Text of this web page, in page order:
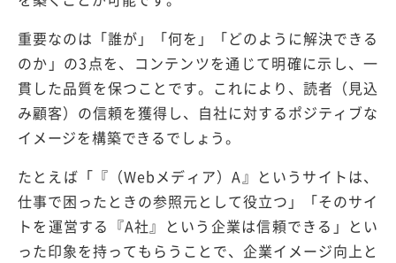
重要なのは「誰が」「何を」「どのように解決できる
のか」の3点を、コンテンツを通じて明確に示し、一
貫した品質を保つことです。これにより、読者（見込
み顧客）の信頼を獲得し、自社に対するポジティブな
イメージを構築できるでしょう。
たとえば「『（Webメディア）A』というサイトは、
仕事で困ったときの参照元として役立つ」「そのサイ
トを運営する『A社』という企業は信頼できる」とい
った印象を持ってもらうことで、企業イメージ向上と